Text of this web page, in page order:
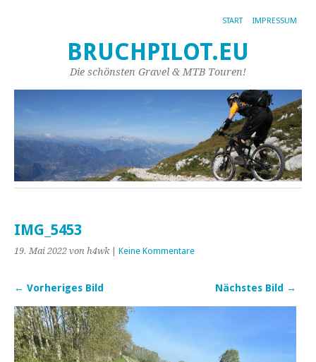
START IMPRESSUM
BRUCHPILOT.EU
Die schönsten Gravel & MTB Touren!
IMG_5453
19. Mai 2022 von h4wk| Keine Kommentare
← Vorheriges Bild Nächstes Bild →